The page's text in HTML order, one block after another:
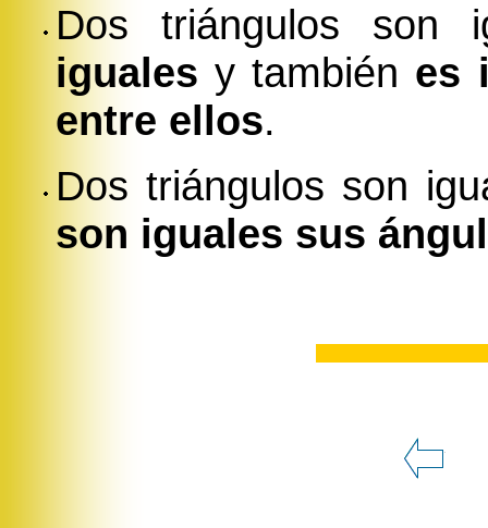
Dos triángulos
iguales y también es
entre ellos.
Dos triángulos son
son iguales sus